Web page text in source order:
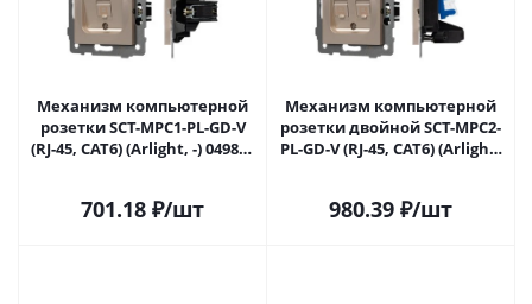
Механизм компьютерной
розетки SCT-MPC1-PL-GD-V
(RJ-45, CAT6) (Arlight, -) 049849
701.18 ₽/шт
Механизм компьютерной
розетки двойной SCT-MPC2-
PL-GD-V (RJ-45, CAT6) (Arlight,
980.39 ₽/шт